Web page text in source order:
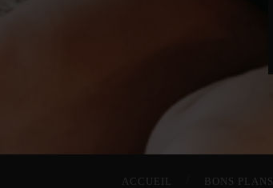
ACCUEIL BONS PLANS